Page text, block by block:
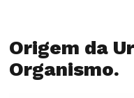
Origem da
Organismo.